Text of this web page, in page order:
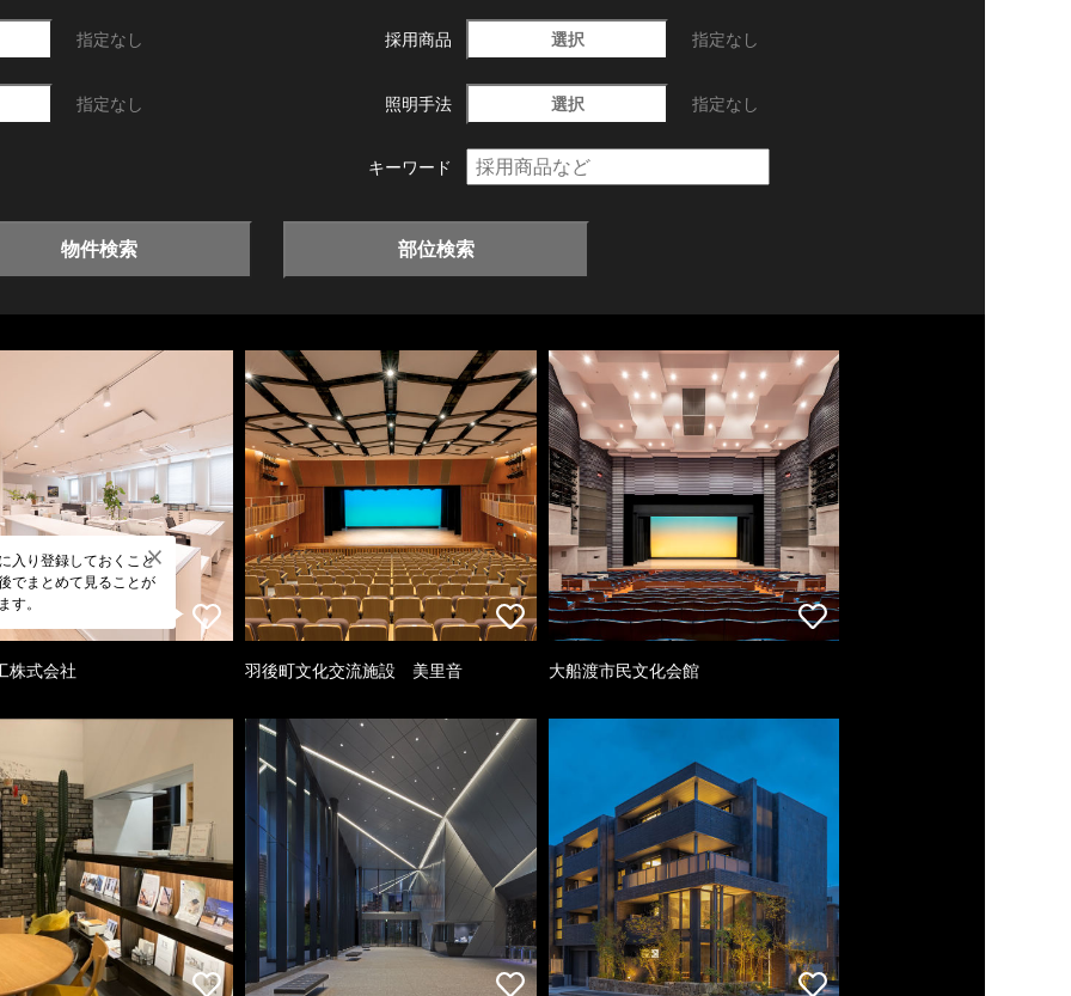
指定なし 採用商品 選択 指定なし
指定なし 照明手法 選択 指定なし
キーワード
物件検索 部位検索
入り登録しておくこと
でまとめて見ることが
す。
株式会社 羽後町文化交流施設 美里音 大船渡市民文化会館